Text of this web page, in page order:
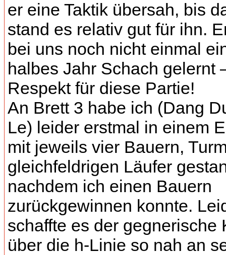
er eine Taktik übersah, bis
stand es relativ gut für ihn.
bei uns noch nicht einmal
halbes Jahr Schach gelernt
Respekt für diese Partie!
An Brett 3 habe ich (Dang
Le) leider erstmal in einem
mit jeweils vier Bauern,
gleichfeldrigen Läufer
nachdem ich einen Bauern
zurückgewinnen konnte.
schaffte es der gegnerische
über die h-Linie so nah an